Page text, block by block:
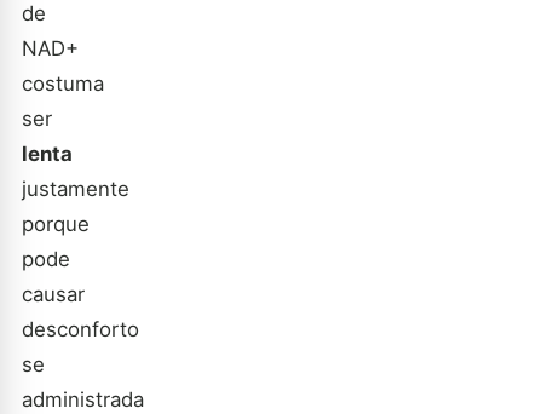
de
NAD+
costuma
ser
lenta
justamente
porque
pode
causar
desconforto
se
administrada